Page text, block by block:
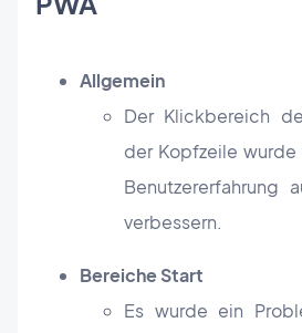
Allgemein
Der Klickbereich
der Kopfzeile
Benutzererfahrung
verbessern.
Bereiche Start
Es wurde ein